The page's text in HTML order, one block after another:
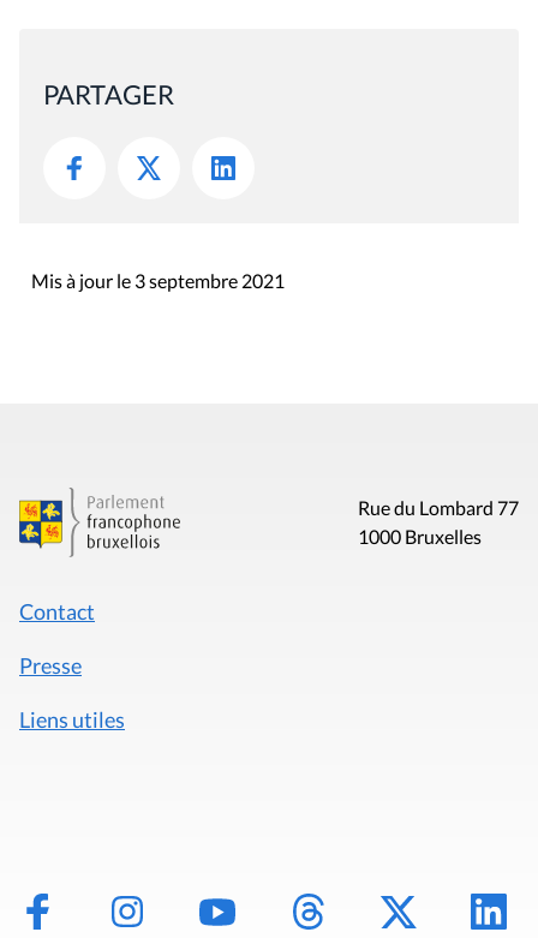
PARTAGER
Mis à jour le 3 septembre 2021
Rue du Lombard 77
1000 Bruxelles
Contact
Presse
Liens utiles